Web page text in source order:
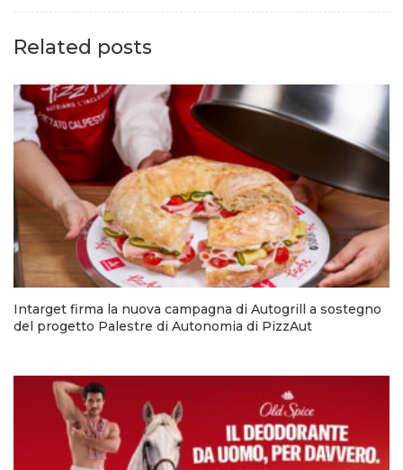
Related posts
Intarget firma la nuova campagna di Autogrill a sostegno
del progetto Palestre di Autonomia di PizzAut